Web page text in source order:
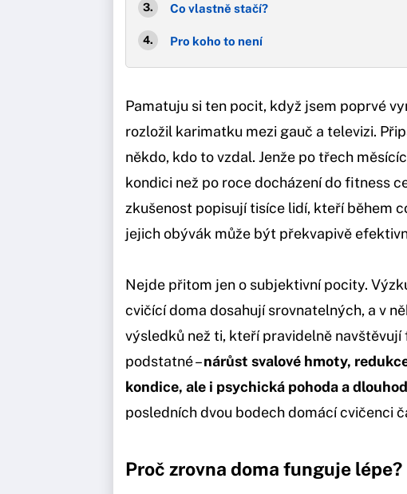
Co vlastně stačí?
Pro koho to není
Pamatuju si ten pocit, když jsem poprvé
rozložil karimatku mezi gauč a televizi.
někdo, kdo to vzdal. Jenže po třech
kondici než po roce docházení do fitness
zkušenost popisují tisíce lidí, kteří během
jejich obývák může být překvapivě
Nejde přitom jen o subjektivní pocity.
cvičící doma dosahují srovnatelných, a v
výsledků než ti, kteří pravidelně
podstatné –nárůst svalové hmoty,
kondice, ale i psychická pohoda a
posledních dvou bodech domácí cvičenci
Proč zrovna doma funguje lépe?